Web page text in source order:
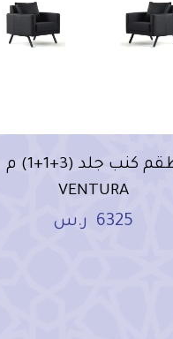
طقم كنب جلد (3+1+1) م
VENTURA
6325 ر.س